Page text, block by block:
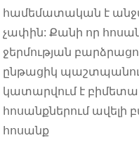
համեմատական ​​է
չափին: Քանի որ
ջերմության
ընթացիկ
կատարվում է
հոսանքներում
հոսանք